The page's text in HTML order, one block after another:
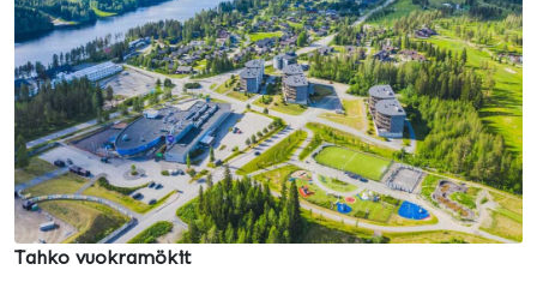
Tahko vuokramökit